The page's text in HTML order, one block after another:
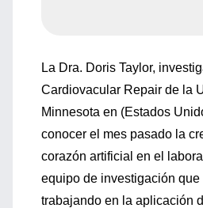
La Dra. Doris Taylor,
Cardiovacular Repair de la
Minnesota en (Estados
conocer el mes pasado la
corazón artificial en el
equipo de investigación que
trabajando en la aplicación